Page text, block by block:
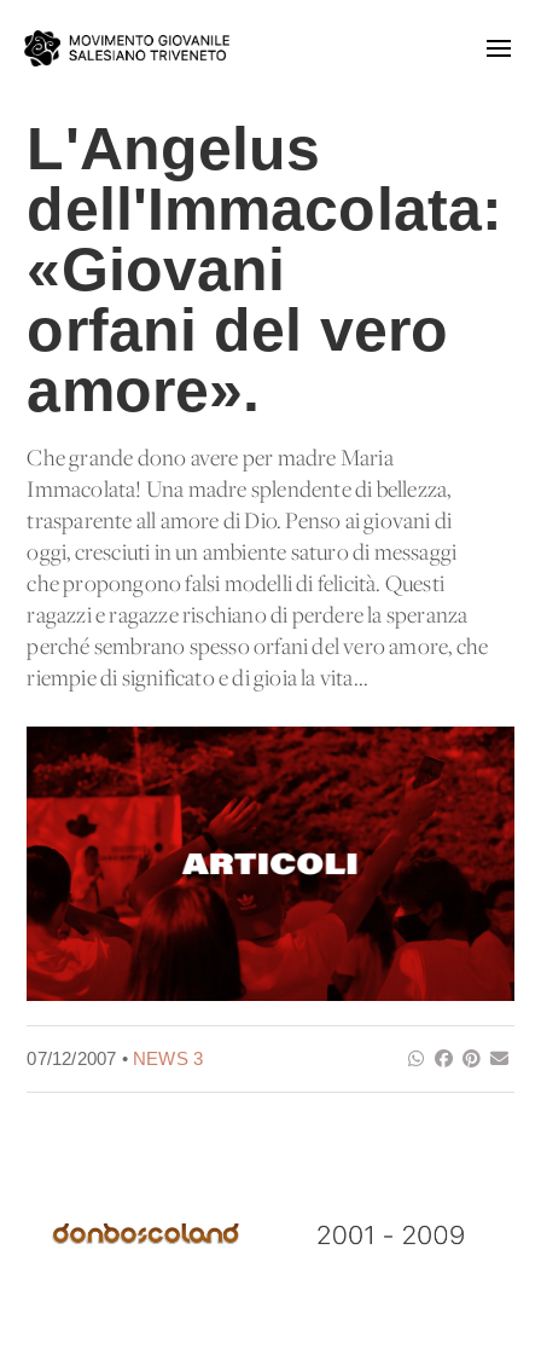
L'Angelus
dell'Immacolata:
«Giovani
orfani del vero
amore».
Che grande dono avere per madre Maria
Immacolata! Una madre splendente di bellezza,
trasparente all'amore di Dio. Penso ai giovani di
oggi, cresciuti in un ambiente saturo di messaggi
che propongono falsi modelli di felicità. Questi
ragazzi e ragazze rischiano di perdere la speranza
perché sembrano spesso orfani del vero amore, che
riempie di significato e di gioia la vita...
07/12/2007 • NEWS 3